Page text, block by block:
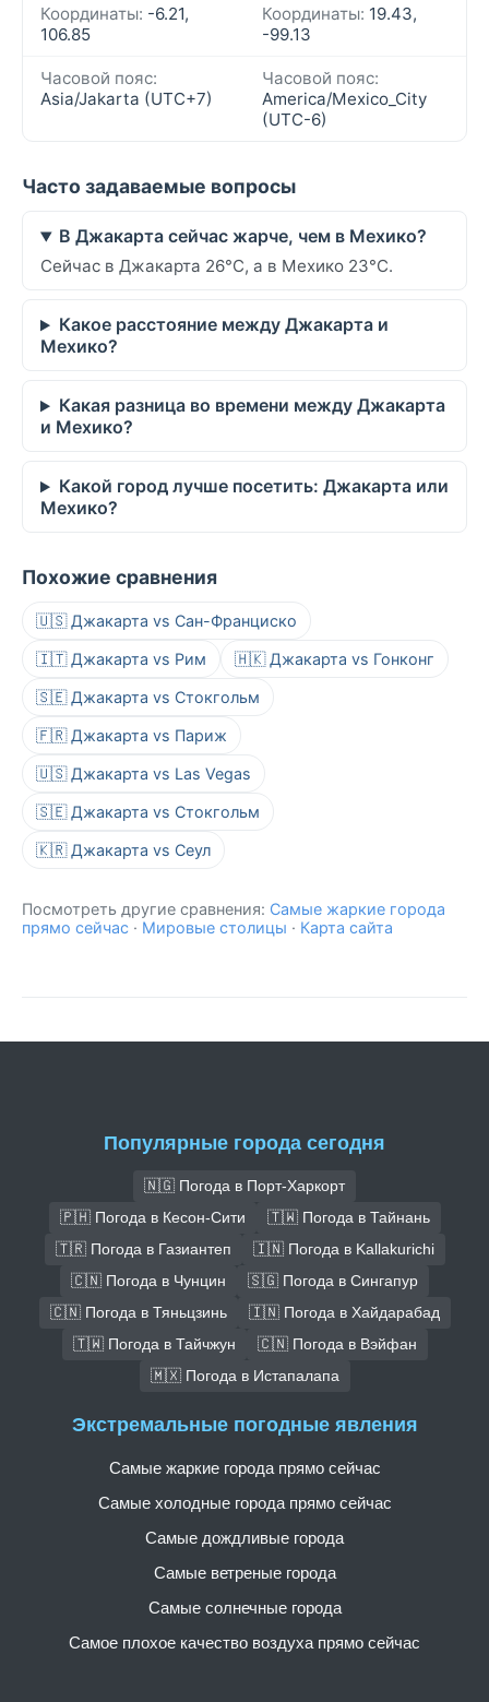
Координаты: -6.21,
106.85
Координаты: 19.43,
-99.13
Часовой пояс:
Asia/Jakarta (UTC+7)
Часовой пояс:
America/Mexico_City
(UTC-6)
Часто задаваемые вопросы
В Джакарта сейчас жарче, чем в Мехико?
Сейчас в Джакарта 26°C, а в Мехико 23°C.
Какое расстояние между Джакарта и
Мехико?
Какая разница во времени между Джакарта
и Мехико?
Какой город лучше посетить: Джакарта или
Мехико?
Похожие сравнения
🇺🇸 Джакарта vs Сан-Франциско
🇮🇹 Джакарта vs Рим 🇭🇰 Джакарта vs Гонконг
🇸🇪 Джакарта vs Стокгольм
🇫🇷 Джакарта vs Париж
🇺🇸 Джакарта vs Las Vegas
🇸🇪 Джакарта vs Стокгольм
🇰🇷 Джакарта vs Сеул
Посмотреть другие сравнения: Самые жаркие города
прямо сейчас · Мировые столицы · Карта сайта
Популярные города сегодня
🇳🇬 Погода в Порт-Харкорт
🇵🇭 Погода в Кесон-Сити
🇹🇼 Погода в Тайнань
🇹🇷 Погода в Газиантеп
🇮🇳 Погода в Kallakurichi
🇨🇳 Погода в Чунцин
🇸🇬 Погода в Сингапур
🇨🇳 Погода в Тяньцзинь
🇮🇳 Погода в Хайдарабад
🇹🇼 Погода в Тайчжун
🇨🇳 Погода в Вэйфан
🇲🇽 Погода в Истапалапа
Экстремальные погодные явления
Самые жаркие города прямо сейчас
Самые холодные города прямо сейчас
Самые дождливые города
Самые ветреные города
Самые солнечные города
Самое плохое качество воздуха прямо сейчас